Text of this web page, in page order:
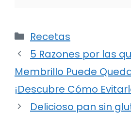
Categorías
Recetas
5 Razones por las
Membrillo Puede
¡Descubre Cómo
Delicioso pan sin